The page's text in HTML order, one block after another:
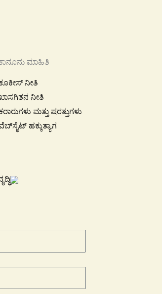
ಮಾಹಿತಿ
ನೀತಿ
ನೀತಿ
ಮತ್ತು ಷರತ್ತುಗಳು
ಹಕ್ಕುತ್ಯಾಗ